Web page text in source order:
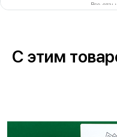
Все
С этим